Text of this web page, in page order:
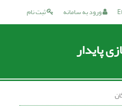
ثبت نام ورود به سامانه
پایدار